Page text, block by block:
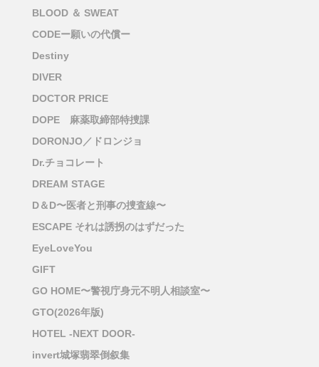
BLOOD ＆ SWEAT
CODEー願いの代償ー
Destiny
DIVER
DOCTOR PRICE
DOPE 麻薬取締部特捜課
DORONJO／ドロンジョ
Dr.チョコレート
DREAM STAGE
D＆D〜医者と刑事の捜査線〜
ESCAPE それは誘拐のはずだった
EyeLoveYou
GIFT
GO HOME〜警視庁身元不明人相談室〜
GTO(2026年版)
HOTEL -NEXT DOOR-
invert城塚翡翠倒叙集